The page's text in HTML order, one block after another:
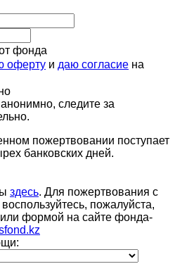
фонда
оферту и даю согласие на
следите за
пожертвовании поступает
банковских дней.
здесь. Для пожертвования с
пожалуйста,
или формой на сайте фонда-